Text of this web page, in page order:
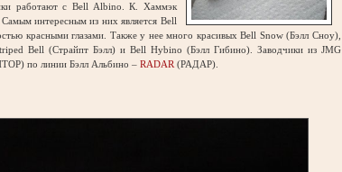
работают с Bell Albino. К. Хаммэк
интересным из них является Bell
красными глазами. Также у нее много красивых Bell Snow (Бэлл Сноу),
Bell (Страйпт Бэлл) и Bell Hybino (Бэлл Гибино). Заводчики из JMG
по линии Бэлл Альбино – RADAR (РАДАР).